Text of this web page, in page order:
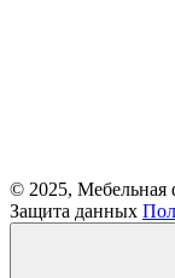
© 2025, Мебельная
Защита данных